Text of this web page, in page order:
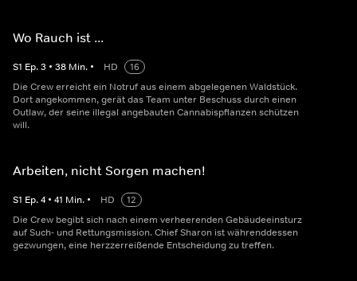
Wo Rauch ist ...
S1 Ep.3 • 38 Min. • HD
16
Die Crew erreicht ein Notruf aus einem abgelegenen Waldstück.
Dort angekommen, gerät das Team unter Beschuss durch einen
Outlaw, der seine illegal angebauten Cannabispflanzen schützen
will.
Arbeiten, nicht Sorgen machen!
S1 Ep.4 • 41 Min. • HD
12
Die Crew begibt sich nach einem verheerenden Gebäudeeinsturz
auf Such- und Rettungsmission. Chief Sharon ist währenddessen
gezwungen, eine herzzerreißende Entscheidung zu treffen.